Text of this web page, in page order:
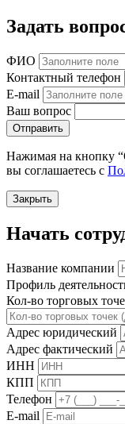
Задать
ФИО
Контактный телефон
E-mail
Ваш вопрос
Отправить
Нажимая на кнопку
вы соглашаетесь с
Закрыть
Начать
Название компании
Профиль
Кол-во торговых
Адрес юридический
Адрес фактический
ИНН
КПП
Телефон
E-mail